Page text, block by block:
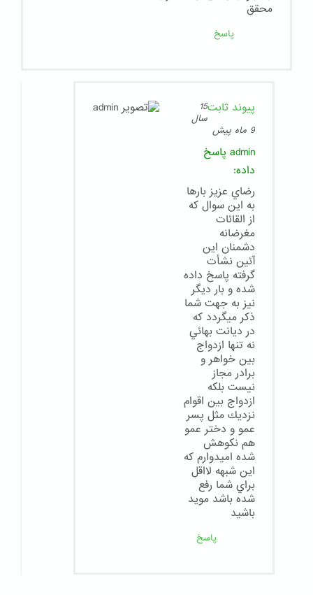
محقق
پاسخ
پیوند ثابت15
سال
9 ماه پیش
admin پاسخ
داده:
رضاي عزيز بارها
به اين سوال كه
از القائات
مغرضانه
دشمنان اين
آئين نشأت
گرفته پاسخ داده
شده و بار ديگر
نيز به جهت شما
ذكر ميگردد كه
در ديانت بهائي
نه تنها ازدواج
بين خواهر و
برادر مجاز
نيست بلكه
ازدواج بين اقوام
نزديك مثل پسر
عمو و دختر عمو
هم نكوهش
شده اميدوارم كه
اين شبهه لااقل
براي شما رفع
شده باشد مويد
باشيد
پاسخ